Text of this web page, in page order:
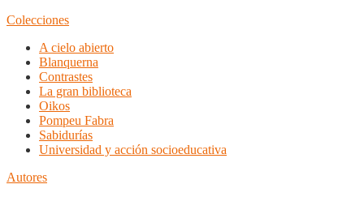
Colecciones
A cielo abierto
Blanquerna
Contrastes
La gran biblioteca
Oikos
Pompeu Fabra
Sabidurías
Universidad y acción socioeducativa
Autores